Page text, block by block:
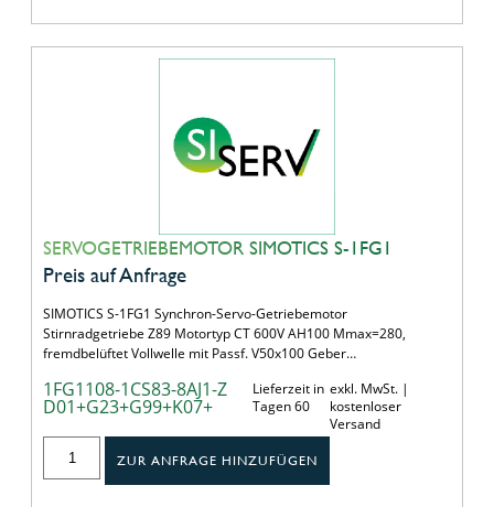
SERVOGETRIEBEMOTOR SIMOTICS S-1FG1
Preis auf Anfrage
SIMOTICS S-1FG1 Synchron-Servo-Getriebemotor
Stirnradgetriebe Z89 Motortyp CT 600V AH100 Mmax=280,
fremdbelüftet Vollwelle mit Passf. V50x100 Geber…
1FG1108-1CS83-8AJ1-Z
D01+G23+G99+K07+
Lieferzeit in
Tagen 60
exkl. MwSt. |
kostenloser
Versand
ZUR ANFRAGE HINZUFÜGEN